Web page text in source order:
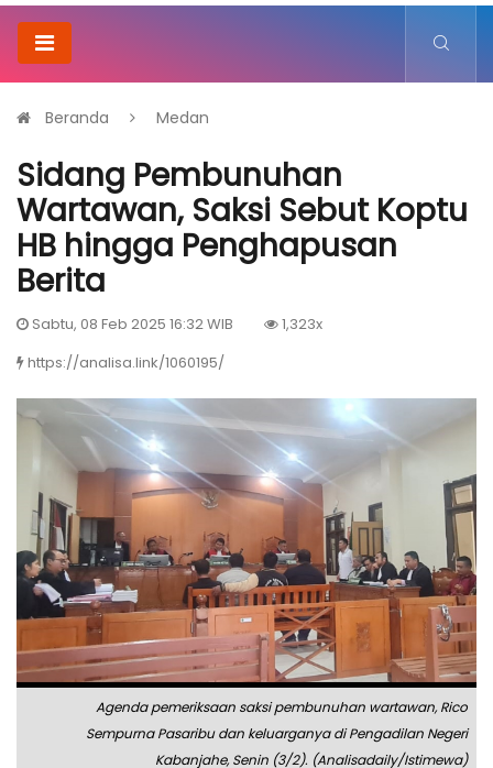
Beranda Medan
Sidang Pembunuhan
Wartawan, Saksi Sebut Koptu
HB hingga Penghapusan
Berita
Sabtu, 08 Feb 2025 16:32 WIB
1,323x
https://analisa.link/1060195/
Agenda pemeriksaan saksi pembunuhan wartawan, Rico
Sempurna Pasaribu dan keluarganya di Pengadilan Negeri
Kabanjahe, Senin (3/2). (Analisadaily/Istimewa)